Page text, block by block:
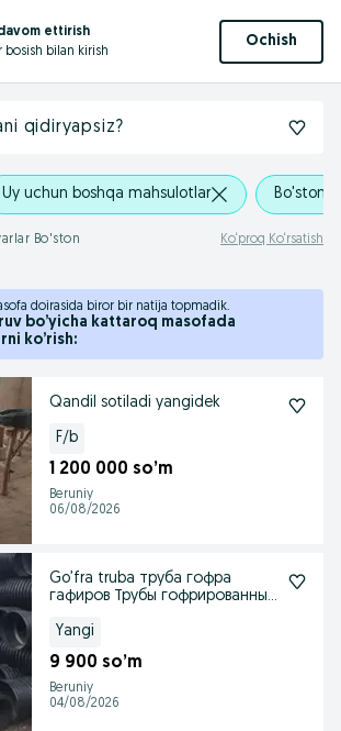
ettirish
bosish bilan kirish
Ochish
qidiryapsiz?
Uy uchun boshqa mahsulotlar Bo'ston
Bo'ston Ko‘proq Ko‘rsatish
doirasida biror bir natija topmadik.
bo’yicha kattaroq masofada
ko’rish:
Qandil sotiladi yangidek
F/b
1 200 000 so’m
Beruniy
06/08/2026
Go’fra truba труба гофра
гафиров Трубы гофрированные
Yangi
9 900 so’m
Beruniy
04/08/2026